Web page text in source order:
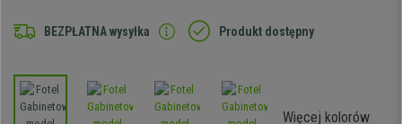
BEZPŁATNA wysyłka Produkt dostępny
Więcej kolorów